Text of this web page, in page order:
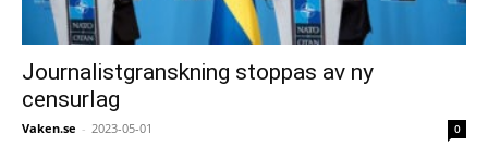
Journalistgranskning stoppas av ny
censurlag
Vaken.se - 2023-05-01 0